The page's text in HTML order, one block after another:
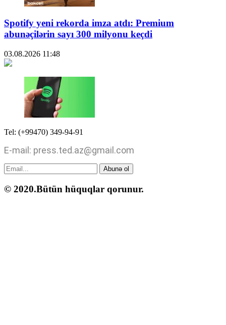
Spotify yeni rekorda imza atdı: Premium
abunəçilərin sayı 300 milyonu keçdi
03.08.2026 11:48
Tel: (+99470) 349-94-91
E-mail: press.ted.az@gmail.com
Abunə ol
© 2020.Bütün hüquqlar qorunur.